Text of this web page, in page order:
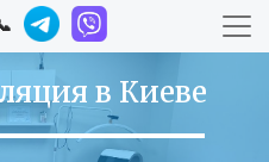
в Киеве